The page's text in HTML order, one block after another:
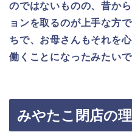
のではないものの、昔か
ョンを取るのが上手な方
ちで、お母さんもそれを
働くことになったみたいで
みやたこ閉店の